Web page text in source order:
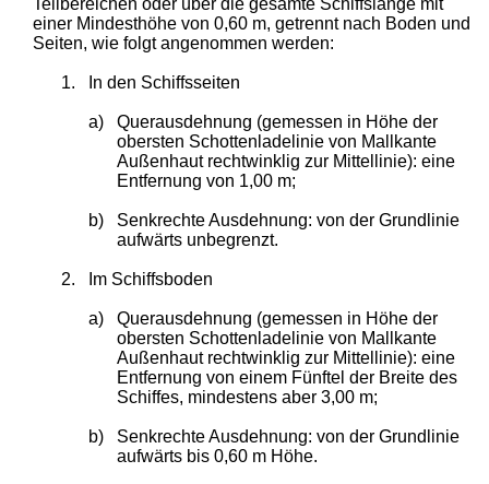
einer Mindesthöhe von 0,60 m, getrennt nach Boden und
Seiten, wie folgt angenommen werden:
1. In den Schiffsseiten
a)
Querausdehnung (gemessen in Höhe der
obersten Schottenladelinie von Mallkante
Außenhaut rechtwinklig zur Mittellinie): eine
Entfernung von 1,00 m;
b)
Senkrechte Ausdehnung: von der Grundlinie
aufwärts unbegrenzt.
2. Im Schiffsboden
a)
Querausdehnung (gemessen in Höhe der
obersten Schottenladelinie von Mallkante
Außenhaut rechtwinklig zur Mittellinie): eine
Entfernung von einem Fünftel der Breite des
Schiffes, mindestens aber 3,00 m;
b)
Senkrechte Ausdehnung: von der Grundlinie
aufwärts bis 0,60 m Höhe.